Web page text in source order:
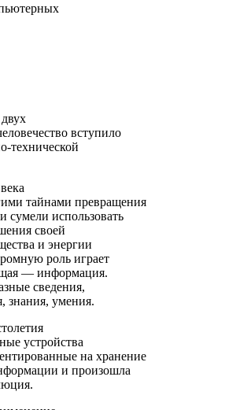
вступило
технической
тайнами превращения
сумели использовать
своей
и энергии
роль играет
— информация.
сведения,
знания, умения.
устройства
на хранение
и произошла